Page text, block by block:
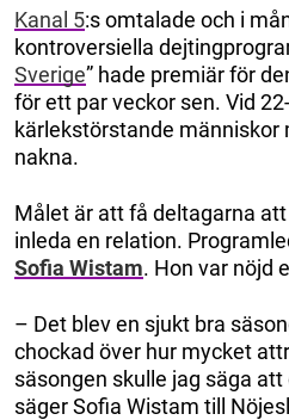
Kanal 5:s omtalade och i
kontroversiella
Sverige” hade premiär för
för ett par veckor sen. Vid
kärlekstörstande människor
nakna.
Målet är att få deltagarna
inleda en relation.
Sofia Wistam. Hon var nöjd
– Det blev en sjukt bra
chockad över hur mycket
säsongen skulle jag säga
säger Sofia Wistam till